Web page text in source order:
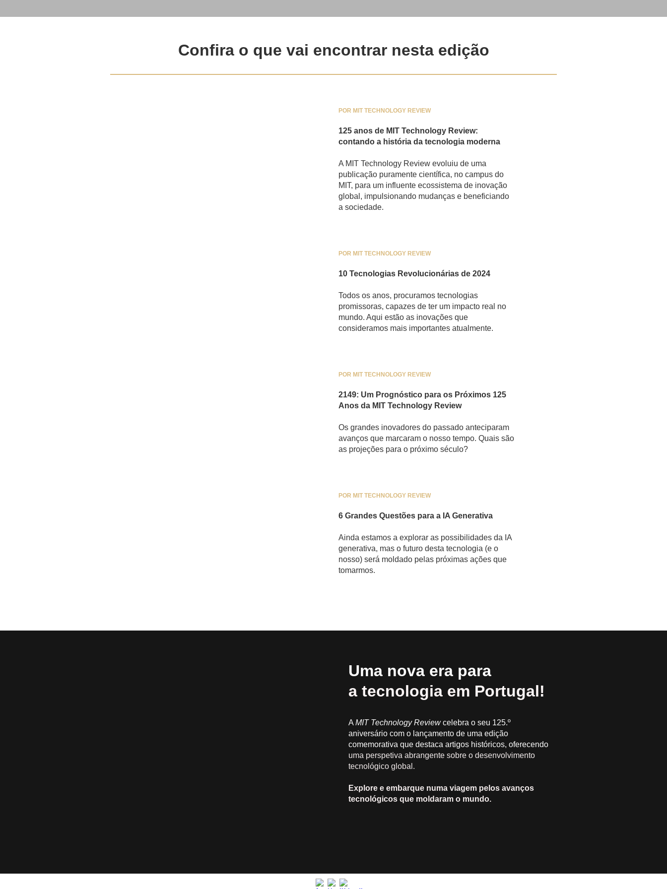
Confira o que vai encontrar nesta edição
POR MIT TECHNOLOGY REVIEW
125 anos de MIT Technology Review:
contando a história da tecnologia moderna
A MIT Technology Review evoluiu de uma
publicação puramente científica, no campus do
MIT, para um influente ecossistema de inovação
global, impulsionando mudanças e beneficiando
a sociedade.
POR MIT TECHNOLOGY REVIEW
10 Tecnologias Revolucionárias de 2024
Todos os anos, procuramos tecnologias
promissoras, capazes de ter um impacto real no
mundo. Aqui estão as inovações que
consideramos mais importantes atualmente.
POR MIT TECHNOLOGY REVIEW
2149: Um Prognóstico para os Próximos 125
Anos da MIT Technology Review
Os grandes inovadores do passado anteciparam
avanços que marcaram o nosso tempo. Quais são
as projeções para o próximo século?
POR MIT TECHNOLOGY REVIEW
6 Grandes Questões para a IA Generativa
Ainda estamos a explorar as possibilidades da IA
generativa, mas o futuro desta tecnologia (e o
nosso) será moldado pelas próximas ações que
tomarmos.
Uma nova era para
a tecnologia em Portugal!
A MIT Technology Reviewcelebra o seu 125.º
aniversário com o lançamento de uma edição
comemorativa que destaca artigos históricos, oferecendo
uma perspetiva abrangente sobre o desenvolvimento
tecnológico global.
Explore e embarque numa viagem pelos avanços
tecnológicos que moldaram o mundo.